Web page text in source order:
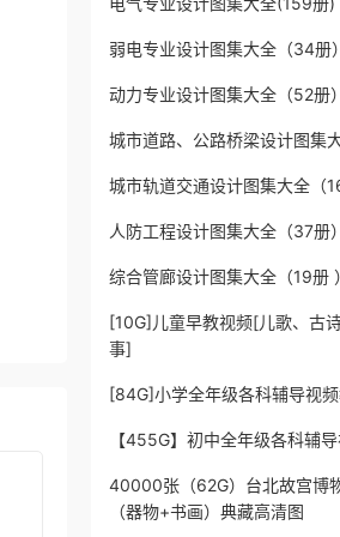
弱电专业设计图集大全（34册）
动力专业设计图集大全（52册）
城市道路、公路桥梁设计图集
城市轨道交通设计图集大全（
人防工程设计图集大全（37册）
综合管廊设计图集大全（19册 ）
[10G]儿童早教视频[儿歌、古
事]
[84G]小学全年级各科辅导视
【455G】初中全年级各科辅
40000张（62G）台北故宫博
（器物+书画）典藏高清图